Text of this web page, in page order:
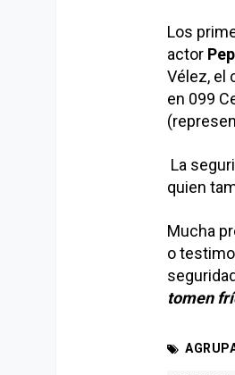
Los
actor
Vélez, el
en 099
La
quien
Mucha
o
tomen